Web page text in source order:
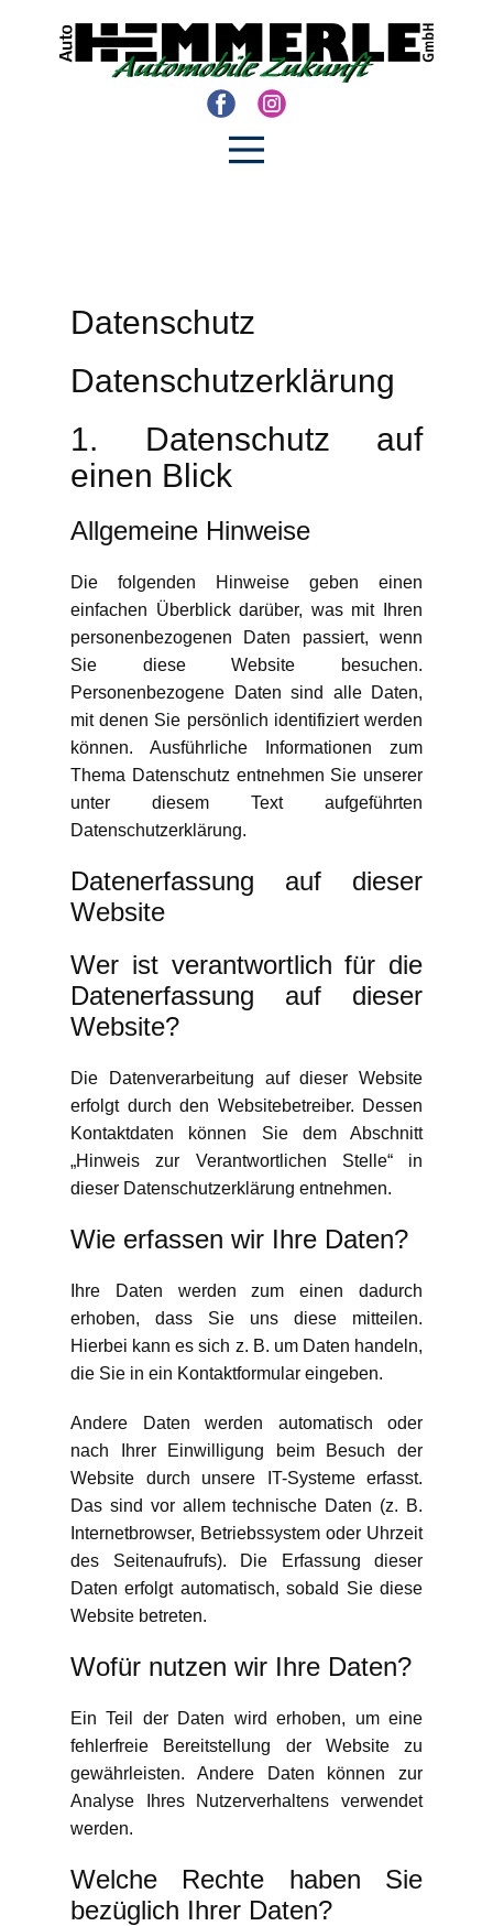
Datenschutz
Datenschutz­erklärung
1. Datenschutz auf
einen Blick
Allgemeine Hinweise
Die folgenden Hinweise geben einen
einfachen Überblick darüber, was mit Ihren
personenbezogenen Daten passiert, wenn
Sie diese Website besuchen.
Personenbezogene Daten sind alle Daten,
mit denen Sie persönlich identifiziert werden
können. Ausführliche Informationen zum
Thema Datenschutz entnehmen Sie unserer
unter diesem Text aufgeführten
Datenschutzerklärung.
Datenerfassung auf dieser
Website
Wer ist verantwortlich für die
Datenerfassung auf dieser
Website?
Die Datenverarbeitung auf dieser Website
erfolgt durch den Websitebetreiber. Dessen
Kontaktdaten können Sie dem Abschnitt
„Hinweis zur Verantwortlichen Stelle“ in
dieser Datenschutzerklärung entnehmen.
Wie erfassen wir Ihre Daten?
Ihre Daten werden zum einen dadurch
erhoben, dass Sie uns diese mitteilen.
Hierbei kann es sich z. B. um Daten handeln,
die Sie in ein Kontaktformular eingeben.
Andere Daten werden automatisch oder
nach Ihrer Einwilligung beim Besuch der
Website durch unsere IT-Systeme erfasst.
Das sind vor allem technische Daten (z. B.
Internetbrowser, Betriebssystem oder Uhrzeit
des Seitenaufrufs). Die Erfassung dieser
Daten erfolgt automatisch, sobald Sie diese
Website betreten.
Wofür nutzen wir Ihre Daten?
Ein Teil der Daten wird erhoben, um eine
fehlerfreie Bereitstellung der Website zu
gewährleisten. Andere Daten können zur
Analyse Ihres Nutzerverhaltens verwendet
werden.
Welche Rechte haben Sie
bezüglich Ihrer Daten?